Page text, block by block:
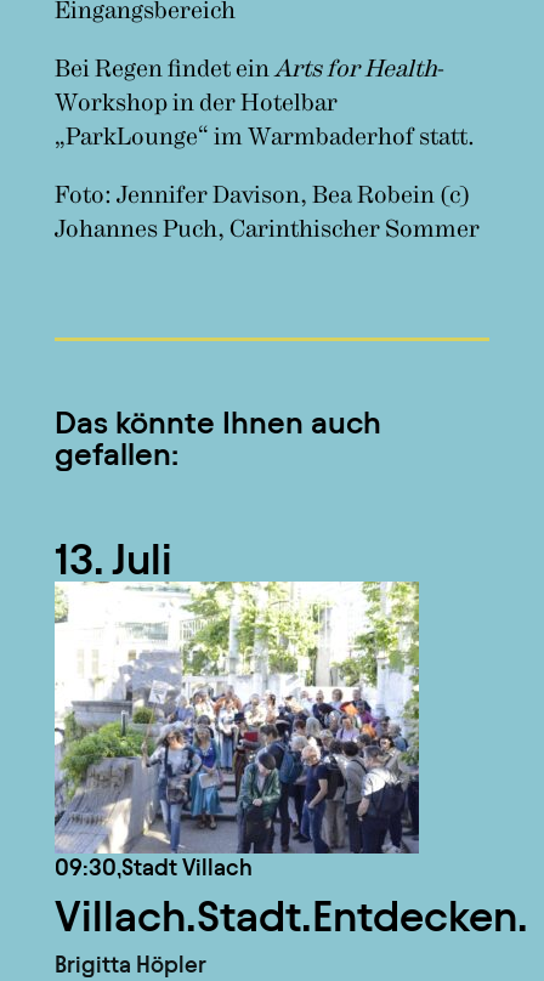
Eingangsbereich
Bei Regen findet ein Arts for Health-
Workshop in der Hotelbar
„ParkLounge“ im Warmbaderhof statt.
Foto: Jennifer Davison, Bea Robein (c)
Johannes Puch, Carinthischer Sommer
Das könnte Ihnen auch
gefallen:
09:30,Stadt Villach
Villach.Stadt.Entdecken.
Brigitta Höpler
13. Juli